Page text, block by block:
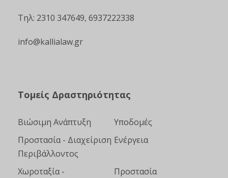
Τηλ: 2310 347649, 6937222338
info@kallialaw.gr
Τομείς Δραστηριότητας
Βιώσιμη Ανάπτυξη
Υποδομές
Προστασία - Διαχείριση
Περιβάλλοντος
Ενέργεια
Χωροταξία -
Προστασία